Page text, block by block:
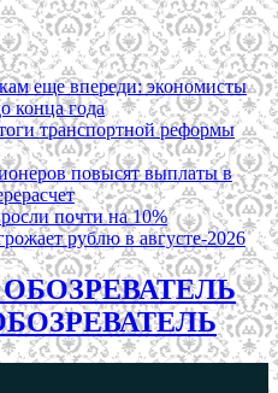
еще впереди: экономисты
конца года
транспортной реформы
повысят выплаты в
почти на 10%
рублю в августе-2026